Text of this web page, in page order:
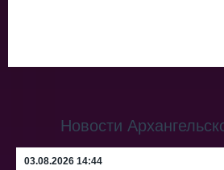
Новости
03.08.2026 14:44